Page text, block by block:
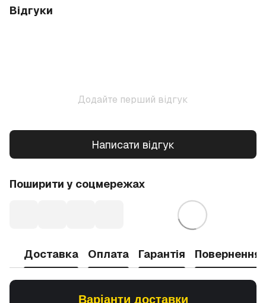
Відгуки
Додайте перший відгук
Написати відгук
Поширити у соцмережах
Доставка Оплата Гарантія Повернення
Варіанти доставки